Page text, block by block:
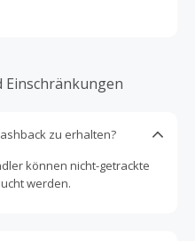
Einschränkungen
zu erhalten?
können nicht-getrackte
werden.